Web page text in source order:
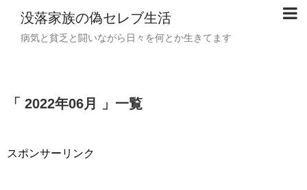
没落家族の偽セレブ生活
病気と貧乏と闘いながら日々を何とか生きてます
「 2022年06月 」一覧
スポンサーリンク